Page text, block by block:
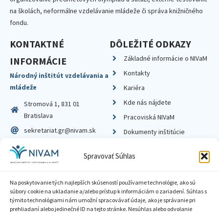
Spravovať Súhlas
Na poskytovanie tých najlepších skúseností používame technológie, ako sú
súbory cookie na ukladanie a/alebo prístup k informáciám o zariadení. Súhlas s
týmito technológiami nám umožní spracovávať údaje, ako je správanie pri
prehliadaní alebo jedinečné ID na tejto stránke. Nesúhlas alebo odvolanie
na školách, neformálne vzdelávanie mládeže či správa knižničného
fondu.
KONTAKTNÉ
INFORMÁCIE
Národný inštitút vzdelávania a
mládeže
Stromová 1, 831 01
Bratislava
sekretariat.gr@nivam.sk
IČO: 00164348
DIČ: 2020798714
DÔLEŽITÉ ODKAZY
Základné informácie o NIVaM
Kontakty
Kariéra
Kde nás nájdete
Pracoviská NIVaM
Dokumenty inštitúcie